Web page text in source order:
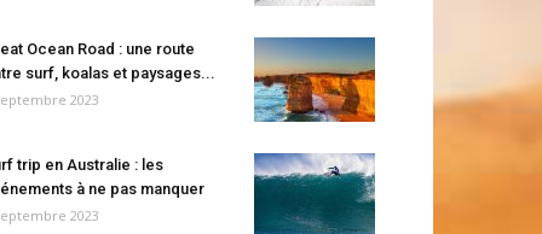
Ocean Road : une route
surf, koalas et paysages...
2023
trip en Australie : les
à ne pas manquer
2023